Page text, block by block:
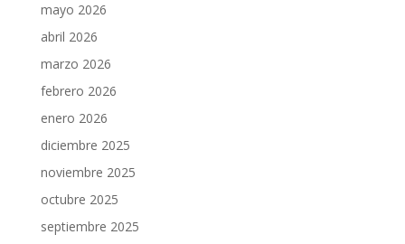
mayo 2026
abril 2026
marzo 2026
febrero 2026
enero 2026
diciembre 2025
noviembre 2025
octubre 2025
septiembre 2025